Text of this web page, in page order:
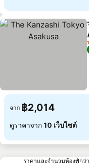
จาก ฿2,014
ดูราคาจาก 10 เว็บไซต์
ราคาและจำนวนห้องพักว่